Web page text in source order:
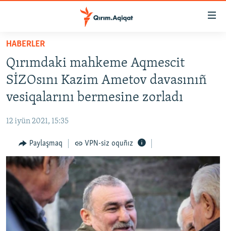
Esas
qaytmaq
Baş
navigatsiyağa
qaytmaq
Qıdıruvğa
qaytmaq
HABERLER
SİYASET
İQTİSADİYAT
MEDENİYET
İNSAN AQLARI
VİDEO
SÜRET
BLOGLAR
FİKİR
HABERLER
Qırımdaki mahkeme Aqmescit
SİZOsını Kazim Ametov davasınıñ
vesiqalarını bermesine zorladı
12 iyün 2021, 15:35
Paylaşmaq VPN-siz oquñız